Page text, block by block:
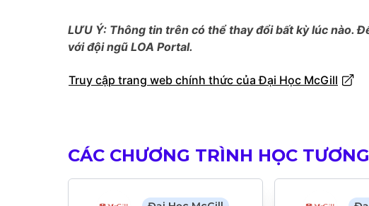
LƯU Ý: Thông tin trên có thể thay đổi bất kỳ lúc nào.
với đội ngũ LOA Portal.
Truy cập trang web chính thức của Đại Học McGill
CÁC CHƯƠNG TRÌNH HỌC